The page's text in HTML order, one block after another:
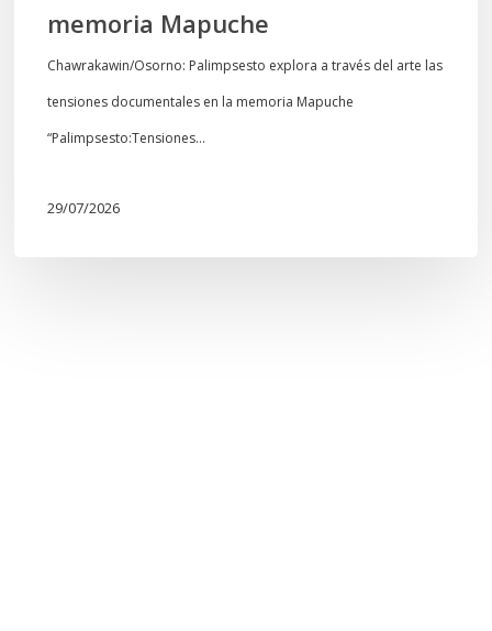
memoria Mapuche
Chawrakawin/Osorno: Palimpsesto explora a través del arte las
tensiones documentales en la memoria Mapuche
“Palimpsesto:Tensiones…
29/07/2026